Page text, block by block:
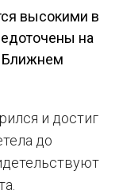
высокими в
на
Ближнем
и достиг
до